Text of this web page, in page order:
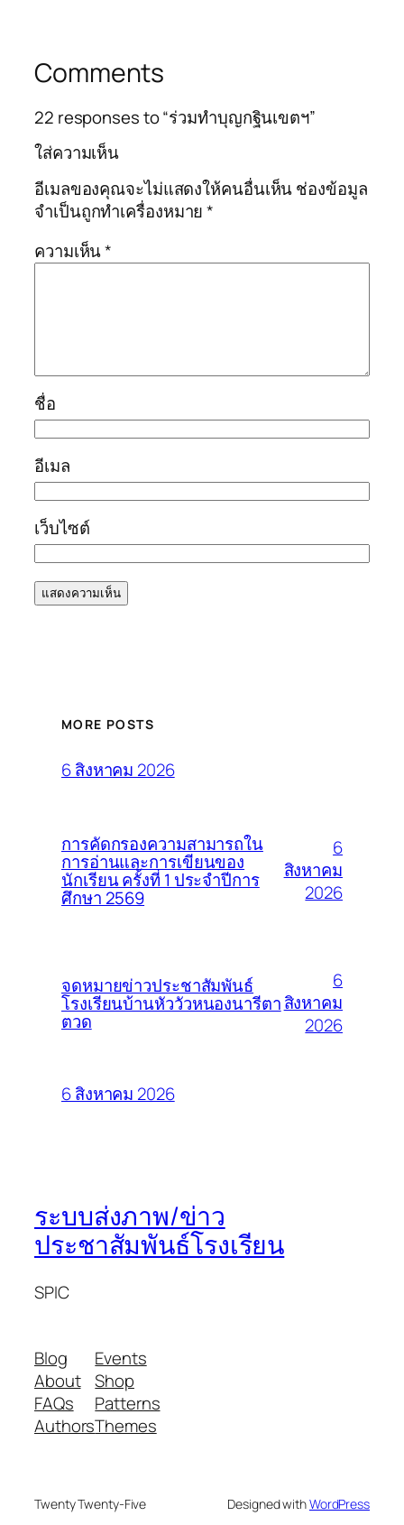
Comments
22 responses to “ร่วมทำบุญกฐินเขตฯ”
ใส่ความเห็น
อีเมลของคุณจะไม่แสดงให้คนอื่นเห็นช่องข้อมูล
จำเป็นถูกทำเครื่องหมาย*
ความเห็น*
ชื่อ
อีเมล
เว็บไซต์
MORE POSTS
6 สิงหาคม 2026
การคัดกรองความสามารถใน
การอ่านและการเขียนของ
นักเรียน ครั้งที่ 1 ประจำปีการ
ศึกษา 2569
6
สิงหาคม
2026
จดหมายข่าวประชาสัมพันธ์
โรงเรียนบ้านหัววัวหนองนารีตา
ตวด
6
สิงหาคม
2026
6 สิงหาคม 2026
ระบบส่งภาพ/ข่าว
ประชาสัมพันธ์โรงเรียน
SPIC
Blog
About
FAQs
Authors
Events
Shop
Patterns
Themes
Twenty Twenty-Five Designed withWordPress